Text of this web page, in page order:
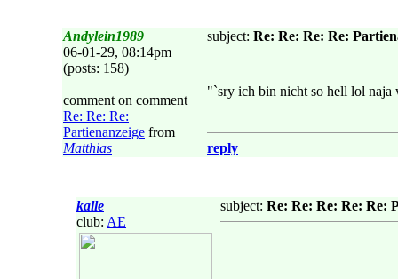
Andylein1989
06-01-29, 08:14pm
(posts: 158)
comment on comment
Re: Re: Re:
Partienanzeige from
Matthias
subject: Re: Re: Re: Re:
"`sry ich bin nicht so hell lol naja
reply
kalle
club: AE
subject: Re: Re: Re: Re: Re: